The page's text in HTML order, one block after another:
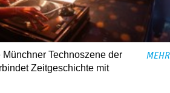
Technoszene der
Zeitgeschichte mit
MEHR